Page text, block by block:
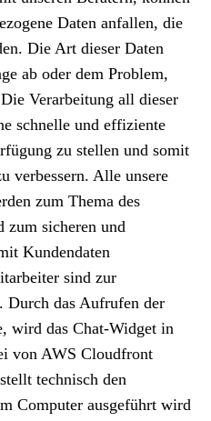
Daten anfallen, die
Die Art dieser Daten
ab oder dem Problem,
Verarbeitung all dieser
schnelle und effiziente
zu stellen und somit
verbessern. Alle unsere
zum Thema des
zum sicheren und
Kundendaten
sind zur
das Aufrufen der
wird das Chat-Widget in
von AWS Cloudfront
technisch den
Computer ausgeführt wird